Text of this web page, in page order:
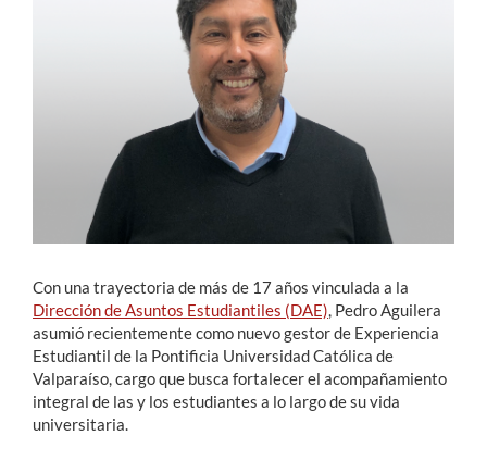
Con una trayectoria de más de 17 años vinculada a la
Dirección de Asuntos Estudiantiles (DAE) , Pedro Aguilera
asumió recientemente como nuevo gestor de Experiencia
Estudiantil de la Pontificia Universidad Católica de
Valparaíso, cargo que busca fortalecer el acompañamiento
integral de las y los estudiantes a lo largo de su vida
universitaria.